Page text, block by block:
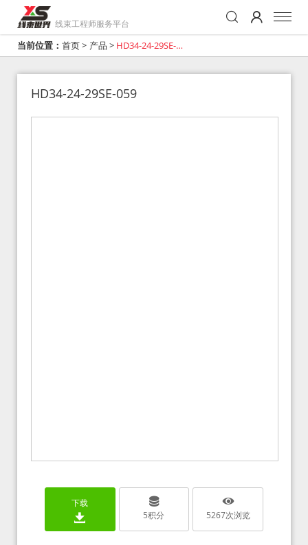
线束工程师服务平台
当前位置： 首页> 产品 > HD34-24-29SE-
HD34-24-29SE-059
下载
5积分 5267次浏览